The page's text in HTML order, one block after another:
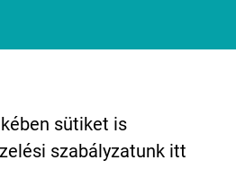
info@kreativtok.hu
sütiket is
szabályzatunk itt